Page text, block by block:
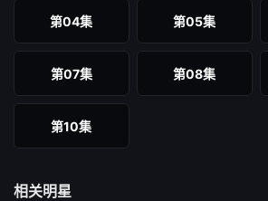
第04集 第05集
第07集 第08集
第10集
相关明星